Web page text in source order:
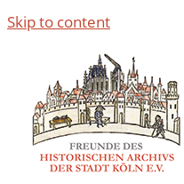
Skip to content